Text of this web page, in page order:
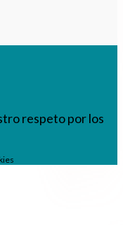
respeto por los